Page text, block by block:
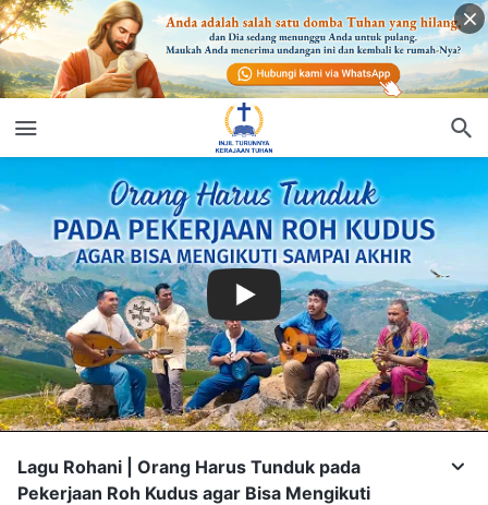
Lagu Rohani | Orang Harus Tunduk pada
Pekerjaan Roh Kudus agar Bisa Mengikuti